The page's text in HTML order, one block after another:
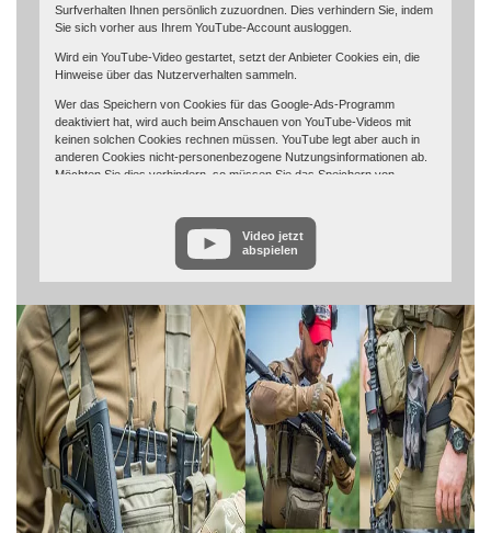
Surfverhalten Ihnen persönlich zuzuordnen. Dies verhindern Sie, indem
Sie sich vorher aus Ihrem YouTube-Account ausloggen.
Wird ein YouTube-Video gestartet, setzt der Anbieter Cookies ein, die
Hinweise über das Nutzerverhalten sammeln.
Wer das Speichern von Cookies für das Google-Ads-Programm
deaktiviert hat, wird auch beim Anschauen von YouTube-Videos mit
keinen solchen Cookies rechnen müssen. YouTube legt aber auch in
anderen Cookies nicht-personenbezogene Nutzungsinformationen ab.
Möchten Sie dies verhindern, so müssen Sie das Speichern von
Weitere Informationen zum Datenschutz bei „YouTube“ finden Sie in der
Datenschutzerklärung des Anbieters unter:
https://www.google.de/intl/de/policies/privacy/
Video jetzt
abspielen